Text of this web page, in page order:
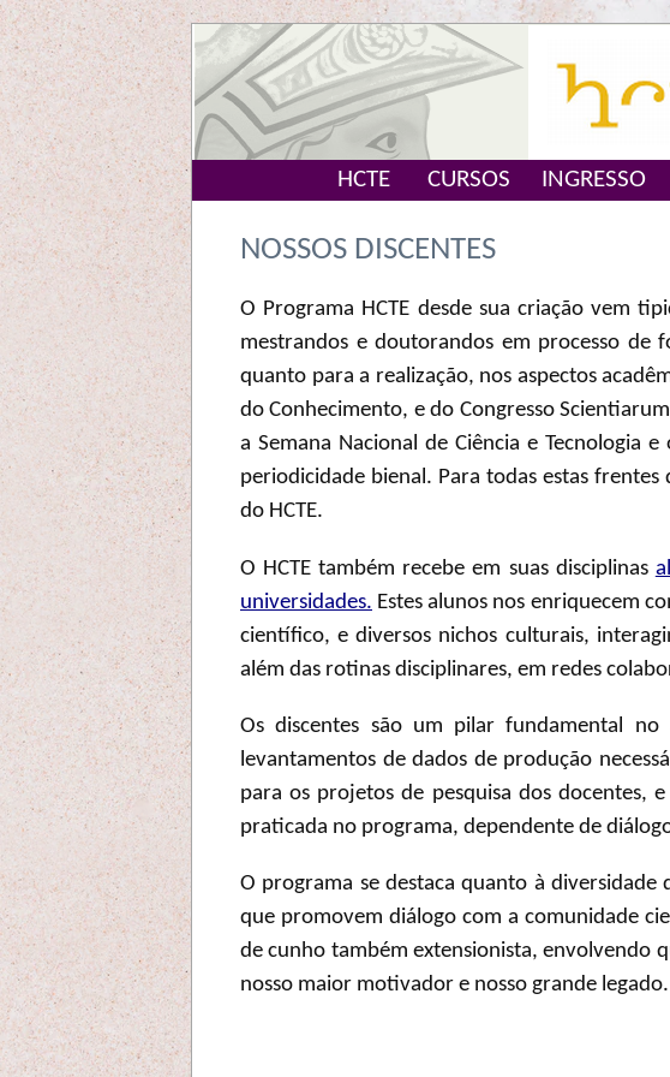
HCTE CURSOS INGRESSO
NOSSOS DISCENTES
O Programa HCTE desde sua criação vem
mestrandos e doutorandos em processo de
quanto para a realização, nos aspectos
do Conhecimento, e do Congresso
a Semana Nacional de Ciência e Tecnologia
periodicidade bienal. Para todas estas
do HCTE.
O HCTE também recebe em suas disciplinas
universidades. Estes alunos nos enriquecem
científico, e diversos nichos culturais,
além das rotinas disciplinares, em redes
Os discentes são um pilar fundamental no
levantamentos de dados de produção
para os projetos de pesquisa dos docentes,
praticada no programa, dependente de
O programa se destaca quanto à
que promovem diálogo com a comunidade
de cunho também extensionista, envolvendo
nosso maior motivador e nosso grande legado.